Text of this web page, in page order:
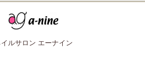
イルサロン エーナイン